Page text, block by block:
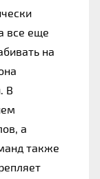
все еще
на
В
а
также